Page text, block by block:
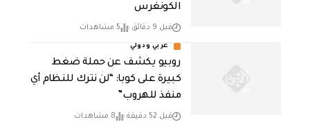
الكونغرس
قبل 9 دقائق 5 مشاهدات
عربي ودولي
روبيو يكشف عن حملة ضغط
كبيرة على كوبا: “لن نترك للنظام أي
منفذ للهروب”
قبل 52 دقيقة 8 مشاهدات